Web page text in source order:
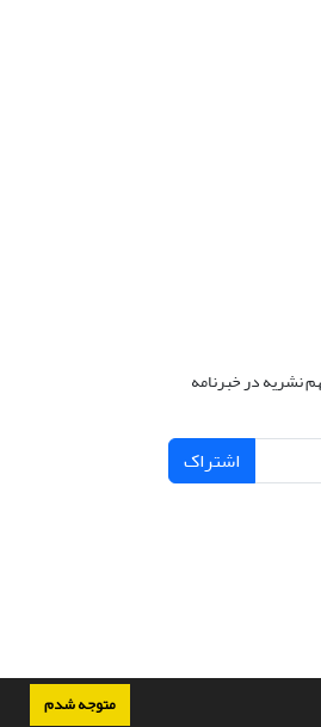
متوجه شدم
نشریه در خبرنامه
اشتراک